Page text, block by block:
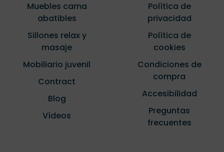
Muebles cama
abatibles
Sillones relax y
masaje
Mobiliario juvenil
Contract
Blog
Vídeos
Política de
privacidad
Política de
cookies
Condiciones de
compra
Accesibilidad
Preguntas
frecuentes